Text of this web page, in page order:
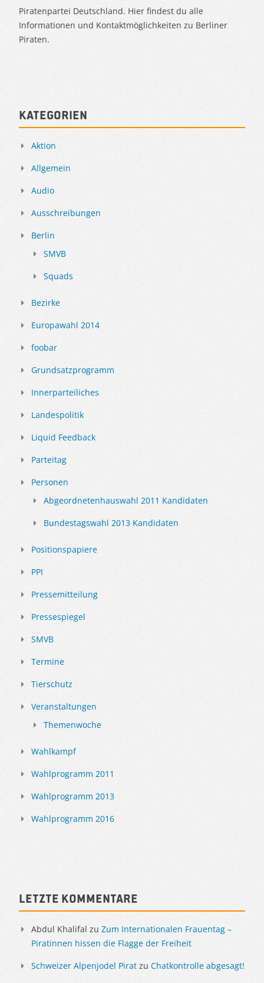
Piratenpartei Deutschland. Hier findest du alle
Informationen und Kontaktmöglichkeiten zu Berliner
Piraten.
Kategorien
Aktion
Allgemein
Audio
Ausschreibungen
Berlin
SMVB
Squads
Bezirke
Europawahl 2014
foobar
Grundsatzprogramm
Innerparteiliches
Landespolitik
Liquid Feedback
Parteitag
Personen
Abgeordnetenhauswahl 2011 Kandidaten
Bundestagswahl 2013 Kandidaten
Positionspapiere
PPI
Pressemitteilung
Pressespiegel
SMVB
Termine
Tierschutz
Veranstaltungen
Themenwoche
Wahlkampf
Wahlprogramm 2011
Wahlprogramm 2013
Wahlprogramm 2016
Letzte Kommentare
Abdul Khalifal zu Zum Internationalen Frauentag –
Piratinnen hissen die Flagge der Freiheit
Schweizer Alpenjodel Pirat zu Chatkontrolle abgesagt!